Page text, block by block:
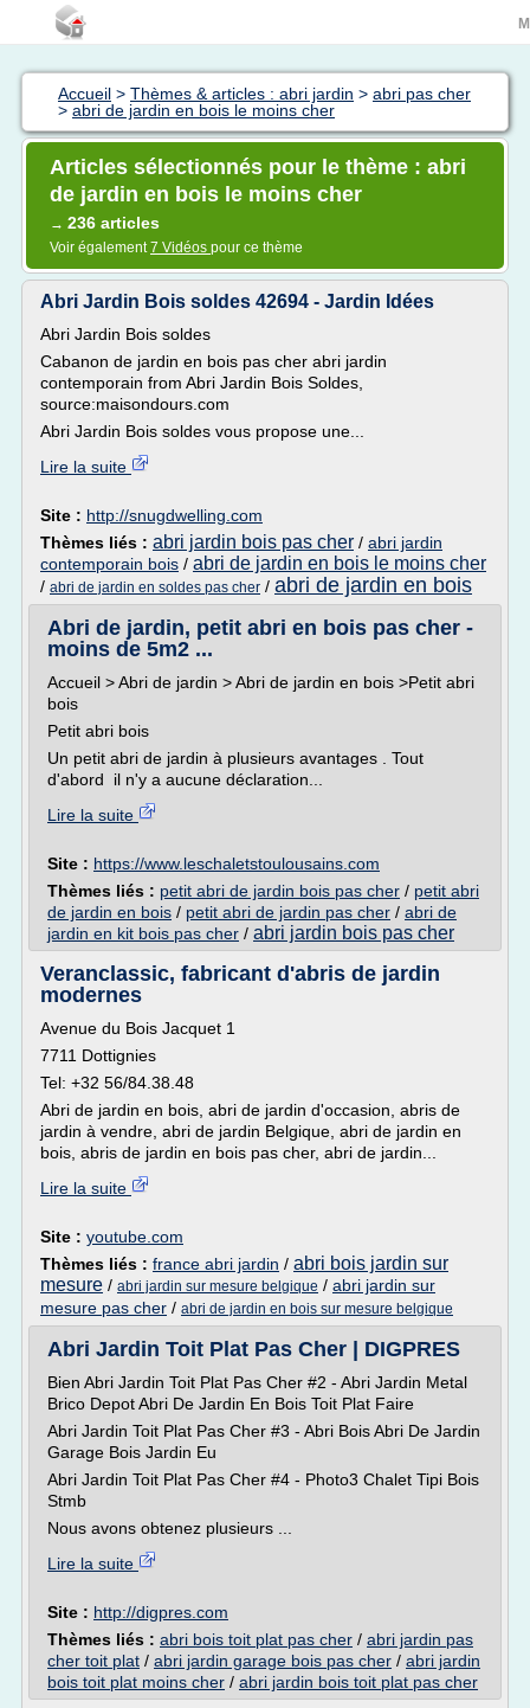
Accueil > Thèmes & articles : abri jardin > abri pas cher
> abri de jardin en bois le moins cher
Articles sélectionnés pour le thème : abri
de jardin en bois le moins cher
→ 236 articles
Voir également7 Vidéos pour ce thème
Abri Jardin Bois soldes 42694 - Jardin Idées
Abri Jardin Bois soldes
Cabanon de jardin en bois pas cher abri jardin
contemporain from Abri Jardin Bois Soldes,
source:maisondours.com
Abri Jardin Bois soldes vous propose une...
Lire la suite
Site : http://snugdwelling.com
Thèmes liés : abri jardin bois pas cher / abri jardin
contemporain bois / abri de jardin en bois le moins cher
/ abri de jardin en soldes pas cher / abri de jardin en bois
Abri de jardin, petit abri en bois pas cher -
moins de 5m2 ...
Accueil > Abri de jardin > Abri de jardin en bois >Petit abri
bois
Petit abri bois
Un petit abri de jardin à plusieurs avantages . Tout
d'abord il n'y a aucune déclaration...
Lire la suite
Site : https://www.leschaletstoulousains.com
Thèmes liés : petit abri de jardin bois pas cher / petit abri
de jardin en bois / petit abri de jardin pas cher / abri de
jardin en kit bois pas cher / abri jardin bois pas cher
Veranclassic, fabricant d'abris de jardin
modernes
Avenue du Bois Jacquet 1
7711 Dottignies
Tel: +32 56/84.38.48
Abri de jardin en bois, abri de jardin d'occasion, abris de
jardin à vendre, abri de jardin Belgique, abri de jardin en
bois, abris de jardin en bois pas cher, abri de jardin...
Lire la suite
Site : youtube.com
Thèmes liés : france abri jardin / abri bois jardin sur
mesure / abri jardin sur mesure belgique / abri jardin sur
mesure pas cher / abri de jardin en bois sur mesure belgique
Abri Jardin Toit Plat Pas Cher | DIGPRES
Bien Abri Jardin Toit Plat Pas Cher #2 - Abri Jardin Metal
Brico Depot Abri De Jardin En Bois Toit Plat Faire
Abri Jardin Toit Plat Pas Cher #3 - Abri Bois Abri De Jardin
Garage Bois Jardin Eu
Abri Jardin Toit Plat Pas Cher #4 - Photo3 Chalet Tipi Bois
Stmb
Nous avons obtenez plusieurs ...
Lire la suite
Site : http://digpres.com
Thèmes liés : abri bois toit plat pas cher / abri jardin pas
cher toit plat / abri jardin garage bois pas cher / abri jardin
bois toit plat moins cher / abri jardin bois toit plat pas cher